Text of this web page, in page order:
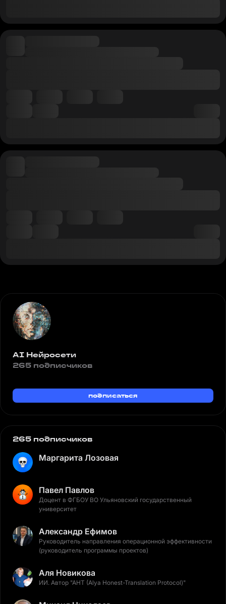
AI Нейросети
265 подписчиков
подписаться
265 подписчиков
Маргарита Лозовая
Павел Павлов
Доцент в ФГБОУ ВО Ульяновский государственный
университет
Александр Ефимов
Руководитель направления операционной эффективности
(руководитель программы проектов)
Аля Новикова
ИИ. Автор "AHT (Alya Honest-Translation Protocol)"